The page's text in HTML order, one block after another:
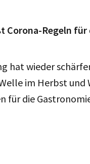
Corona-Regeln für
hat wieder
im Herbst
für die